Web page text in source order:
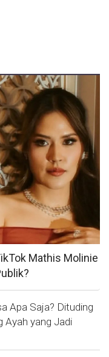
Mathis Molinie
Apa Saja? Dituding
Ayah yang Jadi